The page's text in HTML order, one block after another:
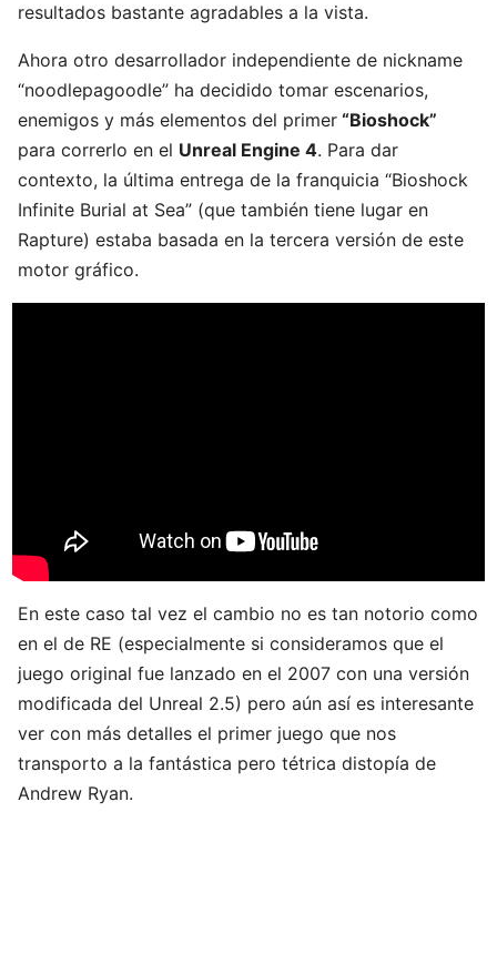
resultados bastante agradables a la vista.
Ahora otro desarrollador independiente de nickname
“noodlepagoodle” ha decidido tomar escenarios,
enemigos y más elementos del primer “Bioshock”
para correrlo en el Unreal Engine 4. Para dar
contexto, la última entrega de la franquicia “Bioshock
Infinite Burial at Sea” (que también tiene lugar en
Rapture) estaba basada en la tercera versión de este
motor gráfico.
En este caso tal vez el cambio no es tan notorio como
en el de RE (especialmente si consideramos que el
juego original fue lanzado en el 2007 con una versión
modificada del Unreal 2.5) pero aún así es interesante
ver con más detalles el primer juego que nos
transporto a la fantástica pero tétrica distopía de
Andrew Ryan.